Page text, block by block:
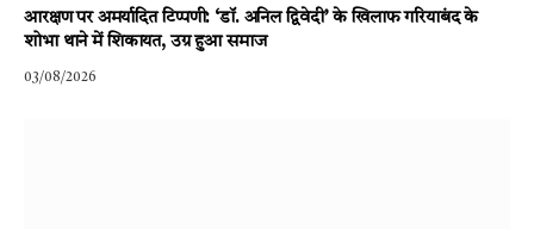
आरक्षण पर अमर्यादित टिप्पणी: ‘डॉ. अनिल द्विवेदी’ के खिलाफ गरियाबंद के
शोभा थाने में शिकायत, उग्र हुआ समाज
03/08/2026